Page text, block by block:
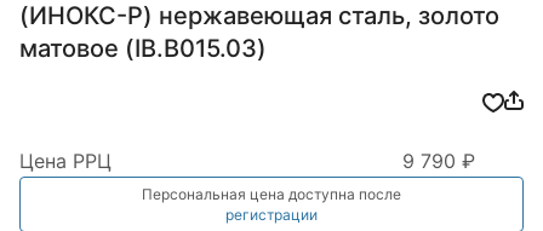
(ИНОКС-Р) нержавеющая сталь, золото
матовое (IB.B015.03)
Цена РРЦ 9 790 ₽
Персональная цена доступна после
регистрации